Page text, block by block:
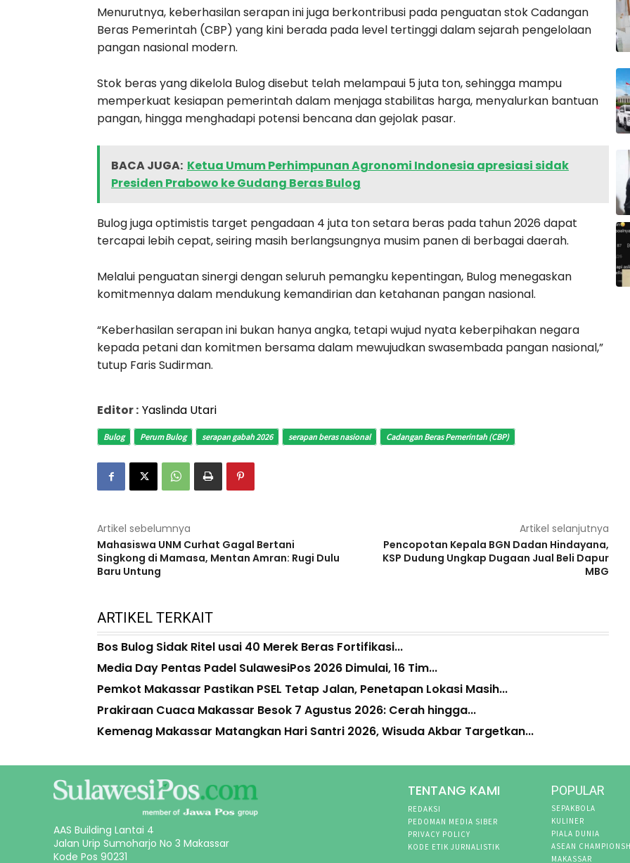
Menurutnya, keberhasilan serapan ini juga berkontribusi pada penguatan stok Cadangan
Beras Pemerintah (CBP) yang kini berada pada level tertinggi dalam sejarah pengelolaan
pangan nasional modern.
Stok beras yang dikelola Bulog disebut telah melampaui 5 juta ton, sehingga mampu
memperkuat kesiapan pemerintah dalam menjaga stabilitas harga, menyalurkan bantuan
pangan, hingga menghadapi potensi bencana dan gejolak pasar.
BACA JUGA: Ketua Umum Perhimpunan Agronomi Indonesia apresiasi sidak
Presiden Prabowo ke Gudang Beras Bulog
Bulog juga optimistis target pengadaan 4 juta ton setara beras pada tahun 2026 dapat
tercapai lebih cepat, seiring masih berlangsungnya musim panen di berbagai daerah.
Melalui penguatan sinergi dengan seluruh pemangku kepentingan, Bulog menegaskan
komitmennya dalam mendukung kemandirian dan ketahanan pangan nasional.
“Keberhasilan serapan ini bukan hanya angka, tetapi wujud nyata keberpihakan negara
kepada petani dan komitmen bersama dalam mewujudkan swasembada pangan nasional,”
tutup Faris Sudirman.
Editor : Yaslinda Utari
Bulog Perum Bulog serapan gabah 2026 serapan beras nasional Cadangan Beras Pemerintah (CBP)
Artikel sebelumnya
Mahasiswa UNM Curhat Gagal Bertani
Singkong di Mamasa, Mentan Amran: Rugi Dulu
Baru Untung
Artikel selanjutnya
Pencopotan Kepala BGN Dadan Hindayana,
KSP Dudung Ungkap Dugaan Jual Beli Dapur
MBG
ARTIKEL TERKAIT
Bos Bulog Sidak Ritel usai 40 Merek Beras Fortifikasi...
Media Day Pentas Padel SulawesiPos 2026 Dimulai, 16 Tim...
Pemkot Makassar Pastikan PSEL Tetap Jalan, Penetapan Lokasi Masih...
Prakiraan Cuaca Makassar Besok 7 Agustus 2026: Cerah hingga...
Kemenag Makassar Matangkan Hari Santri 2026, Wisuda Akbar Targetkan...
AAS Building Lantai 4
Jalan Urip Sumoharjo No 3 Makassar
Kode Pos 90231
TENTANG KAMI
REDAKSI
PEDOMAN MEDIA SIBER
PRIVACY POLICY
KODE ETIK JURNALISTIK
POPULAR
SEPAKBOLA
KULINER
PIALA DUNIA
ASEAN
MAKASSAR